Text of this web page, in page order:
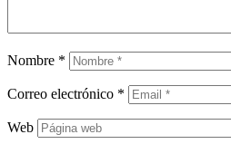
Nombre *
Correo electrónico *
Web